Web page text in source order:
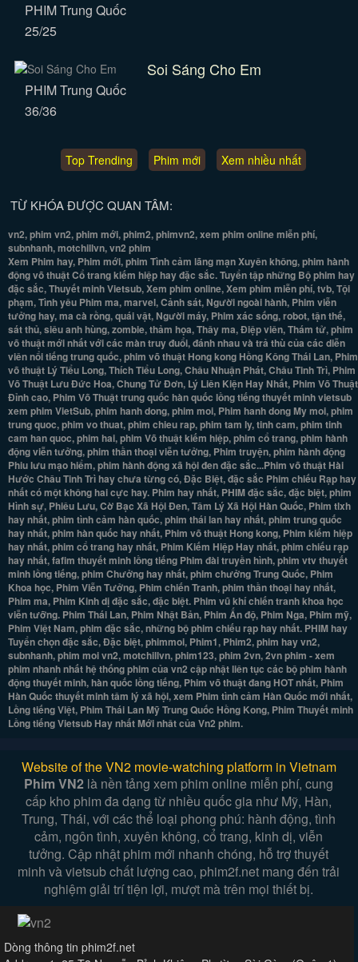
PHIM Trung Quốc
25/25
Soi Sáng Cho Em
PHIM Trung Quốc
36/36
Top Trending Phim mới Xem nhiều nhất
TỪ KHÓA ĐƯỢC QUAN TÂM:
vn2, phim vn2, phim mới, phim2, phimvn2, xem phim online miễn phí,
subnhanh, motchillvn, vn2 phim
Xem Phim hay, Phim mới, phim Tình cảm lãng mạn Xuyên không, phim hành
động võ thuật Cổ trang kiếm hiệp hay đặc sắc. Tuyển tập những Bộ phim hay
đặc sắc, Thuyết minh Vietsub, Xem phim online, Xem phim miễn phí, tvb, Tội
phạm, Tình yêu Phim ma, marvel, Cảnh sát, Người ngoài hành, Phim viễn
tưởng hay, ma cà rồng, quái vật, Người máy, Phim xác sống, robot, tận thế,
sát thủ, siêu anh hùng, zombie, thảm họa, Thây ma, Điệp viên, Thám tử, phim
võ thuật mới nhất với các màn truy đuổi, đánh nhau và trả thù của các diễn
viên nổi tiếng trung quốc, phim võ thuật Hong kong Hồng Kông Thái Lan, Phim
võ thuật Lý Tiểu Long, Thích Tiểu Long, Châu Nhuận Phát, Châu Tinh Trì, Phim
Võ Thuật Lưu Đức Hoa, Chung Tử Đơn, Lý Liên Kiện Hay Nhất, Phim Võ Thuật
Đỉnh cao, Phim Võ Thuật trung quốc hàn quốc lồng tiếng thuyết minh vietsub
xem phim VietSub, phim hanh dong, phim moi, Phim hanh dong My moi, phim
trung quoc, phim vo thuat, phim chieu rap, phim tam ly, tinh cam, phim tinh
cam han quoc, phim hai, phim Võ thuật kiếm hiệp, phim cổ trang, phim hành
động viễn tưởng, phim thần thoại viễn tưởng, Phim truyện, phim hành động
Phiu lưu mạo hiểm, phim hành động xã hội đen đặc sắc...Phim võ thuật Hài
Hước Châu Tinh Trì hay chưa từng có, Đặc Biệt, đặc sắc Phim chiếu Rạp hay
nhất có một không hai cực hay. Phim hay nhất, PHIM đặc sắc, đặc biệt, phim
Hình sự, Phiêu Lưu, Cờ Bạc Xã Hội Đen, Tâm Lý Xã Hội Hàn Quốc, Phim tlxh
hay nhất, phim tình cảm hàn quốc, phim thái lan hay nhất, phim trung quốc
hay nhất, phim hàn quốc hay nhất, Phim võ thuật Hong kong, Phim kiếm hiệp
hay nhất, phim cổ trang hay nhất, Phim Kiếm Hiệp Hay nhất, phim chiếu rạp
hay nhất, fafim thuyết minh lồng tiếng Phim đài truyền hình, phim vtv thuyết
minh lồng tiếng, phim Chưởng hay nhất, phim chưởng Trung Quốc, Phim
Khoa học, Phim Viễn Tưởng, Phim chiến Tranh, phim thần thoại hay nhất,
Phim ma, Phim Kinh dị đặc sắc, đặc biệt. Phim vũ khí chiến tranh khoa học
viễn tưỡng. Phim Thái Lan, Phim Nhật Bản, Phim Ấn độ, Phim Nga, Phim mỹ,
Phim Việt Nam, phim đặc sắc, những bộ phim chiếu rạp hay nhất. PHIM hay
Tuyển chọn đặc sắc, Đặc biệt, phimmoi, Phim1, Phim2, phim hay vn2,
subnhanh, phim moi vn2, motchillvn, phim123, phim 2vn, 2vn phim - xem
phim nhanh nhất hệ thống phim của vn2 cập nhật liên tục các bộ phim hành
động thuyết minh, hàn quốc lồng tiếng, Phim võ thuật đang HOT nhất, Phim
Hàn Quốc thuyết minh tâm lý xã hội, xem Phim tình cảm Hàn Quốc mới nhất,
Lồng tiếng Việt, Phim Thái Lan Mỹ Trung Quốc Hồng Kong, Phim Thuyết minh
Lồng tiếng Vietsub Hay nhất Mới nhât của Vn2 phim.
Website of the VN2 movie-watching platform in Vietnam
Phim VN2 là nền tảng xem phim online miễn phí, cung
cấp kho phim đa dạng từ nhiều quốc gia như Mỹ, Hàn,
Trung, Thái, với các thể loại phong phú: hành động, tình
cảm, ngôn tình, xuyên không, cổ trang, kinh dị, viễn
tưởng. Cập nhật phim mới nhanh chóng, hỗ trợ thuyết
minh và vietsub chất lượng cao, phim2f.net mang đến trải
nghiệm giải trí tiện lợi, mượt mà trên mọi thiết bị.
Dòng thông tin phim2f.net